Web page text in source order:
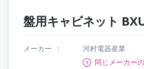
盤用キャビネット
メーカー
河村電器産業
同じメーカー